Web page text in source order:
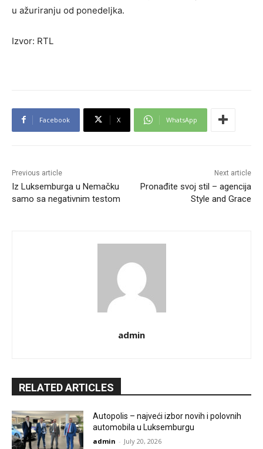
u ažuriranju od ponedeljka.
Izvor: RTL
Facebook X WhatsApp
Previous article
Iz Luksemburga u Nemačku
samo sa negativnim testom
Next article
Pronađite svoj stil – agencija
Style and Grace
admin
RELATED ARTICLES
Autopolis – najveći izbor novih i polovnih
automobila u Luksemburgu
admin - July 20, 2026